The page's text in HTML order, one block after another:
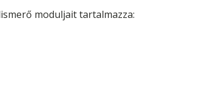
moduljait tartalmazza: